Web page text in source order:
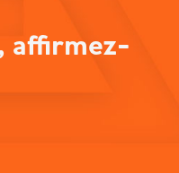
affirmez-